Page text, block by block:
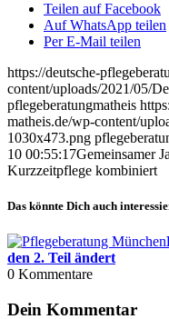
Teilen auf Facebook
Auf WhatsApp teilen
Per E-Mail teilen
https://deutsche-
content/uploads/2021/05/
pflegeberatungmatheis
matheis.de/wp-content/
1030x473.png
10 00:55:17Gemeinsamer
Kurzzeitpflege kombiniert
Das könnte Dich auch
den 2. Teil ändert
0 Kommentare
Dein Kommentar